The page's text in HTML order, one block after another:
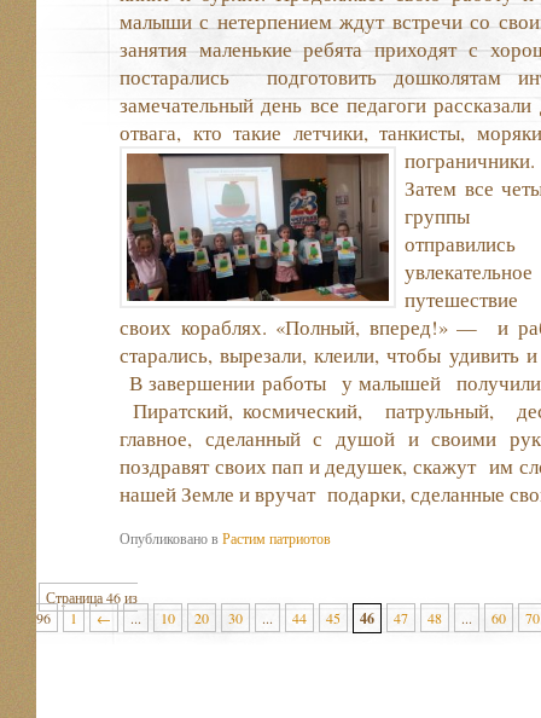
малыши с нетерпением ждут встречи со
занятия маленькие ребята приходят с
постарались подготовить дошколятам
замечательный день все педагоги
отвага, кто такие летчики, танкисты,
пограничники.
Затем все
группы
увлекательное
путешествие
своих кораблях. «Полный, вперед!» — и
старались, вырезали, клеили, чтобы удивить
В завершении работы у малышей
Пиратский, космический, патрульный,
главное, сделанный с душой и своими
поздравят своих пап и дедушек, скажут им
нашей Земле и вручат подарки, сделанные
Опубликовано вРастим патриотов
Страница 46 из
96
1 ← ... 10 20 30 ... 44 45 46 47 48 ... 60 70